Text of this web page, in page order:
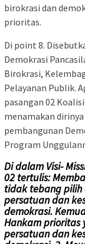
birokrasi dan
prioritas.
Di point 8.
Demokrasi
Birokrasi,
Pelayanan Publik.
pasangan 02
menamakan
pembangunan
Program
Di dalam Visi-
02 tertulis:
tidak tebang
persatuan dan
demokrasi.
Hankam prioritas
persatuan dan